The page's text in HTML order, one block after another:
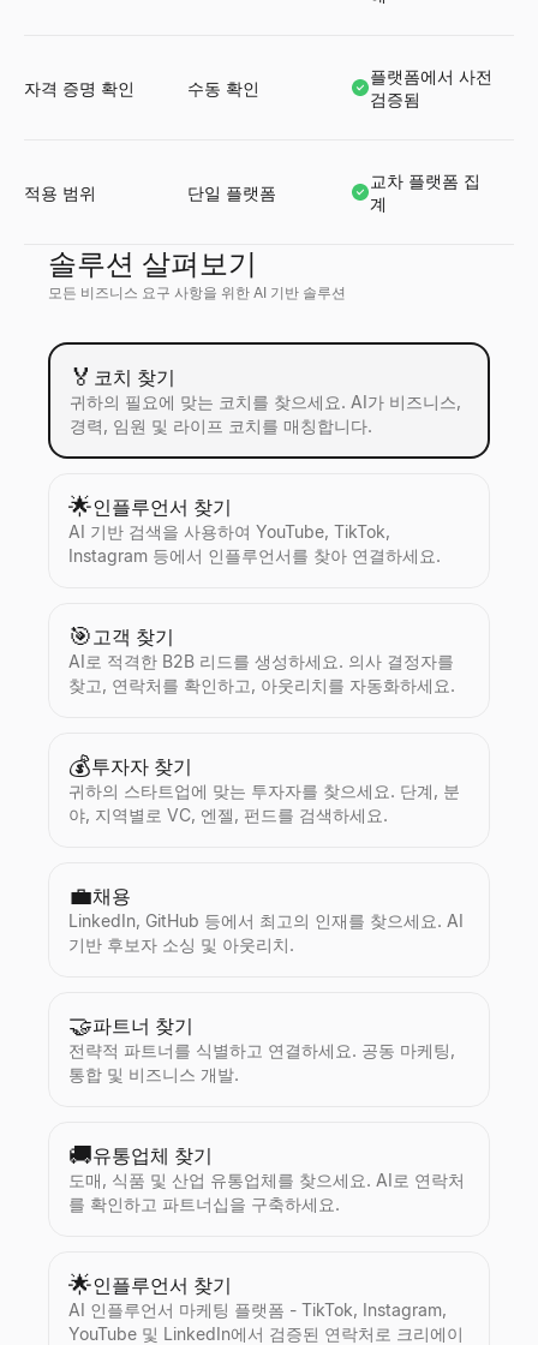
자격 증명 확인 수동 확인
플랫폼에서 사전
검증됨
적용 범위 단일 플랫폼
교차 플랫폼 집
계
솔루션 살펴보기
모든 비즈니스 요구 사항을 위한 AI 기반 솔루션
🏅 코치 찾기
귀하의 필요에 맞는 코치를 찾으세요. AI가 비즈니스,
경력, 임원 및 라이프 코치를 매칭합니다.
🌟인플루언서 찾기
AI 기반 검색을 사용하여 YouTube, TikTok,
Instagram 등에서 인플루언서를 찾아 연결하세요.
🎯고객 찾기
AI로 적격한 B2B 리드를 생성하세요. 의사 결정자를
찾고, 연락처를 확인하고, 아웃리치를 자동화하세요.
💰투자자 찾기
귀하의 스타트업에 맞는 투자자를 찾으세요. 단계, 분
야, 지역별로 VC, 엔젤, 펀드를 검색하세요.
💼채용
LinkedIn, GitHub 등에서 최고의 인재를 찾으세요. AI
기반 후보자 소싱 및 아웃리치.
🤝파트너 찾기
전략적 파트너를 식별하고 연결하세요. 공동 마케팅,
통합 및 비즈니스 개발.
🚚유통업체 찾기
도매, 식품 및 산업 유통업체를 찾으세요. AI로 연락처
를 확인하고 파트너십을 구축하세요.
🌟인플루언서 찾기
AI 인플루언서 마케팅 플랫폼 - TikTok, Instagram,
YouTube 및 LinkedIn에서 검증된 연락처로 크리에이